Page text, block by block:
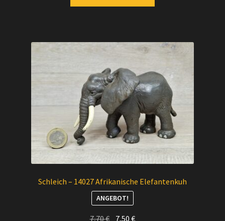
Schleich – 14027 Afrikanische Elefantenkuh
ANGEBOT!
7,70€ Ursprünglicher
7,50€Aktueller